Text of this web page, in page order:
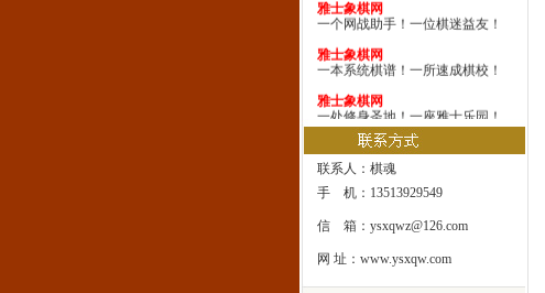
一个网战助手！一位棋迷益友！
一本系统棋谱！一所速成棋校！
一处修身圣地！一座雅士乐园！
联系人：棋魂
手 机：13513929549
信 箱：ysxqwz@126.com
网 址：www.ysxqw.com